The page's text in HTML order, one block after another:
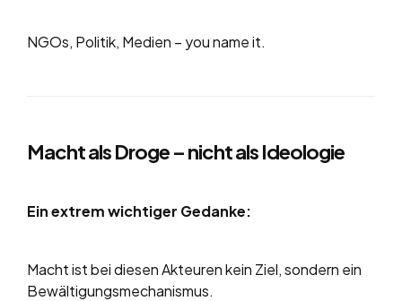
NGOs, Politik, Medien – you name it.
Macht als Droge – nicht als Ideologie
Ein extrem wichtiger Gedanke:
Macht ist bei diesen Akteuren kein Ziel, sondern ein
Bewältigungsmechanismus.